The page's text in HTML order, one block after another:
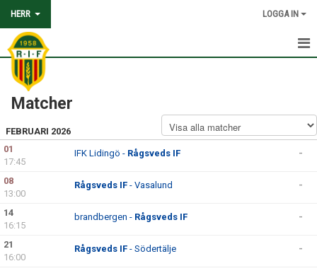
HERR LOGGA IN
HEM
KALENDER
MATCHER
TRUPPEN
KONTAKT
Matcher
FEBRUARI 2026
01
17:45
IFK Lidingö - Rågsveds IF -
08
13:00
Rågsveds IF - Vasalund -
14
16:15
brandbergen - Rågsveds IF -
21
16:00
Rågsveds IF - Södertälje -